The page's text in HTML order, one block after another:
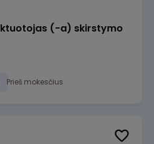
(-a) skirstymo
Prieš mokesčius